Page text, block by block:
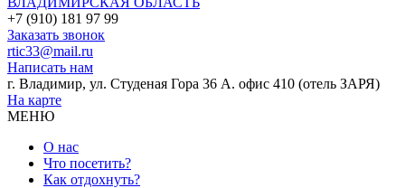
+7 (910) 181 97 99
Заказать звонок
rtic33@mail.ru
Написать нам
г. Владимир, ул. Студеная Гора 36 А. офис 410 (отель ЗАРЯ)
На карте
МЕНЮ
О нас
Что посетить?
Как отдохнуть?